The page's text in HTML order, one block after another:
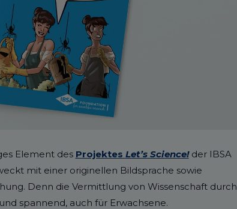
Element des Projektes Let’s Science! der IBSA
mit einer originellen Bildsprache sowie
Denn die Vermittlung von Wissenschaft durch
spannend, auch für Erwachsene.